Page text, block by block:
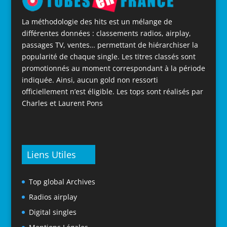
La méthodologie des hits est un mélange de
différentes données : classements radios, airplay,
passages TV, ventes… permettant de hiérarchiser la
popularité de chaque single. Les titres classés sont
promotionnés au moment correspondant à la période
indiquée. Ainsi, aucun gold non ressorti
officiellement n’est éligible. Les tops sont réalisés par
Charles et Laurent Pons
Liens Utiles
Top global Archives
Radios airplay
Digital singles